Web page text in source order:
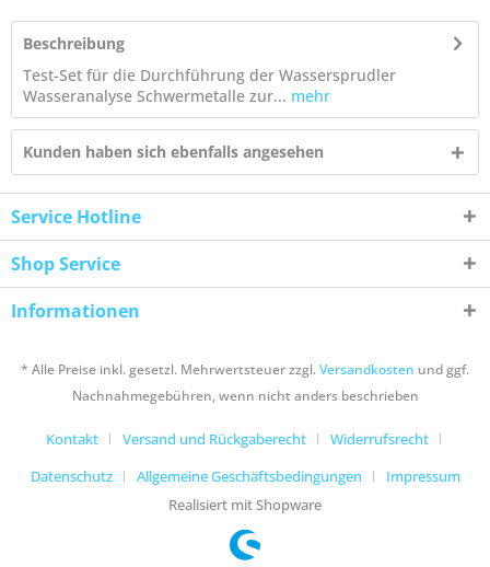
Beschreibung
Test-Set für die Durchführung der Wassersprudler
Wasseranalyse Schwermetalle zur... mehr
Kunden haben sich ebenfalls angesehen
Service Hotline
Shop Service
Informationen
* Alle Preise inkl. gesetzl. Mehrwertsteuer zzgl.Versandkosten und ggf.
Nachnahmegebühren, wenn nicht anders beschrieben
Kontakt Versand und Rückgaberecht
Widerrufsrecht
Datenschutz
Allgemeine Geschäftsbedingungen
Impressum
Realisiert mit Shopware